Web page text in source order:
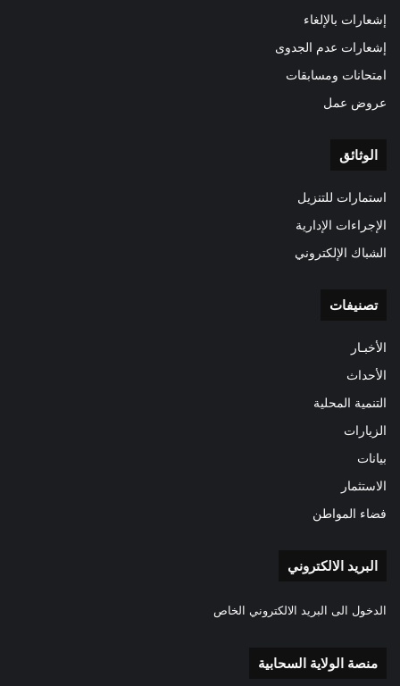
إشعارات بالإلغاء
إشعارات عدم الجدوى
امتحانات ومسابقات
عروض عمل
الوثائق
استمارات للتنزيل
الإجراءات الإدارية
الشباك الإلكتروني
تصنيفات
الأخبـار
الأحداث
التنمية المحلية
الزيارات
بيانات
الاستثمار
فضاء المواطن
البريد الالكتروني
الدخول الى البريد الالكتروني الخاص
منصة الولاية السحابية